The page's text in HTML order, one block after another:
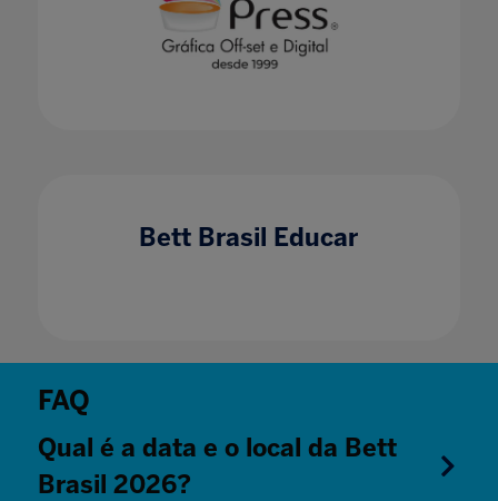
Bett Brasil Educar
FAQ
Qual é a data e o local da Bett
Brasil 2026?